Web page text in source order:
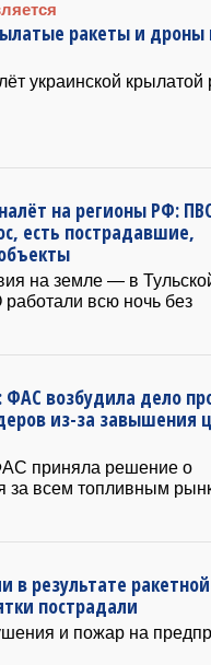
ракеты и дроны
украинской крылатой
на регионы РФ:
есть пострадавшие,
на земле — в
всю ночь без
ФАС возбудила дело
из-за завышения
приняла решение о
за всем топливным
в результате
пострадали
и пожар на